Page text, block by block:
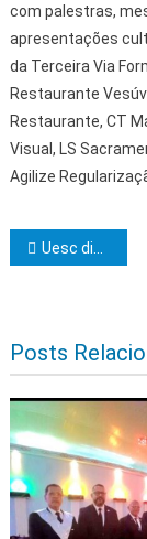
com palestras,
apresentações
da Terceira Via
Restaurante
Restaurante, CT
Visual, LS
Agilize
Uesc discute impactos do racismo na infância e os ambientes das infâncias
Posts